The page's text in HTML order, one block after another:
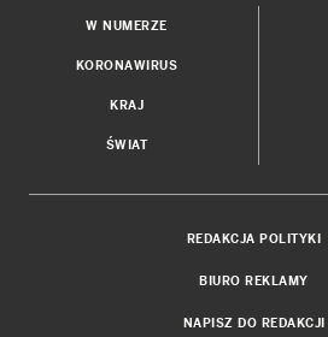
W NUMERZE
KORONAWIRUS
KRAJ
ŚWIAT
REDAKCJA POLITYKI
BIURO REKLAMY
NAPISZ DO REDAKCJI